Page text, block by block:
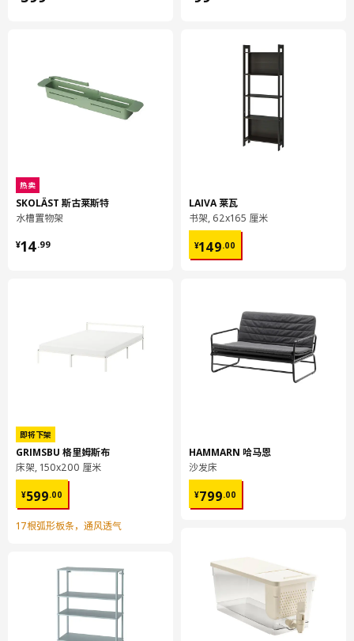
热卖
SKOLÄST 斯古莱斯特
水槽置物架
¥14.99
¥ 14.99
即将下架
GRIMSBU 格里姆斯布
床架, 150x200 厘米
¥599.00
¥ 599.00
17根弧形板条，通风透气
LAIVA 莱瓦
书架, 62x165 厘米
¥149.00
¥ 149.00
HAMMARN 哈马恩
沙发床
¥799.00
¥ 799.00